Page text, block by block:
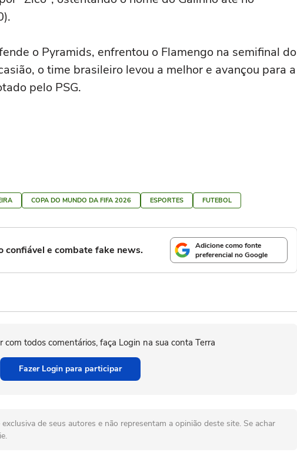
o Pyramids, enfrentou o Flamengo na semifinal do
o time brasileiro levou a melhor e avançou para a
pelo PSG.
COPA DO MUNDO DA FIFA 2026 ESPORTES FUTEBOL
confiável e combate fake news.
Adicione como fonte
preferencial no Google
com todos comentários, faça Login na sua conta Terra
Fazer Login para participar
de seus autores e não representam a opinião deste site. Se achar